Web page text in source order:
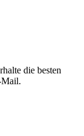
die besten
Mail.